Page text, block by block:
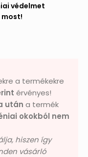
védelmet
most!
a termékekre
érvényes!
után a termék
okokból nem
hiszen így
vásárló